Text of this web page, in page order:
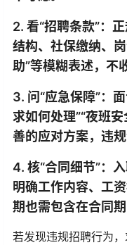
2. 看“招聘条款”：
结构、社保缴纳、
助”等模糊表述，不
3. 问“应急保障”：
求如何处理”“夜班
善的应对方案，违
4. 核“合同细节”：
明确工作内容、工
期也需包含在合同期
若发现违规招聘行为